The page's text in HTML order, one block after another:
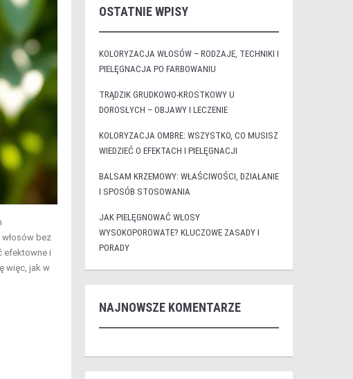
bez
efektowne i
więc, jak w
OSTATNIE WPISY
KOLORYZACJA WŁOSÓW – RODZAJE, TECHNIKI I
PIELĘGNACJA PO FARBOWANIU
TRĄDZIK GRUDKOWO-KROSTKOWY U
DOROSŁYCH – OBJAWY I LECZENIE
KOLORYZACJA OMBRE: WSZYSTKO, CO MUSISZ
WIEDZIEĆ O EFEKTACH I PIELĘGNACJI
BALSAM KRZEMOWY: WŁAŚCIWOŚCI, DZIAŁANIE
I SPOSÓB STOSOWANIA
JAK PIELĘGNOWAĆ WŁOSY
WYSOKOPOROWATE? KLUCZOWE ZASADY I
PORADY
NAJNOWSZE KOMENTARZE